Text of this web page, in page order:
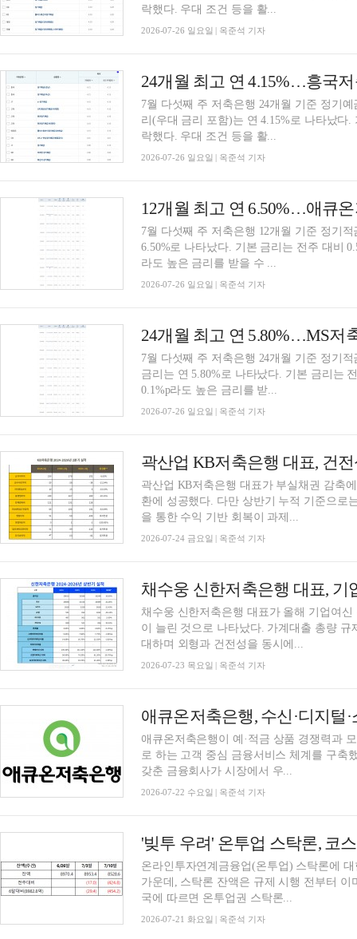
락했다. 우대 조건 등을 활...
2026-07-26 일요일 | 옥준석 기자
7월 다섯째 주 저축은행 24개월 기준 정기
리(우대 금리 포함)는 연 4.15%로 나타났다
락했다. 우대 조건 등을 활...
2026-07-26 일요일 | 옥준석 기자
7월 다섯째 주 저축은행 12개월 기준 정기
6.50%로 나타났다. 기본 금리는 전주 대비
라도 높은 금리를 받을 수 ...
2026-07-26 일요일 | 옥준석 기자
7월 다섯째 주 저축은행 24개월 기준 정기
금리는 연 5.80%로 나타났다. 기본 금리는
0.1%p라도 높은 금리를 받...
2026-07-26 일요일 | 옥준석 기자
곽산업 KB저축은행 대표가 부실채권 감축
환에 성공했다. 다만 상반기 누적 기준으로
을 통한 수익 기반 회복이 과제...
2026-07-24 금요일 | 옥준석 기자
채수웅 신한저축은행 대표가 올해 기업여
이 늘린 것으로 나타났다. 가계대출 총량
대하며 외형과 건전성을 동시에...
2026-07-23 목요일 | 옥준석 기자
애큐온저축은행이 예·적금 상품 경쟁력과
로 하는 고객 중심 금융서비스 체계를 구축
갖춘 금융회사가 시장에서 우...
2026-07-22 수요일 | 옥준석 기자
온라인투자연계금융업(온투업) 스탁론에
가운데, 스탁론 잔액은 규제 시행 전부터
국에 따르면 온투업권 스탁론...
2026-07-21 화요일 | 옥준석 기자